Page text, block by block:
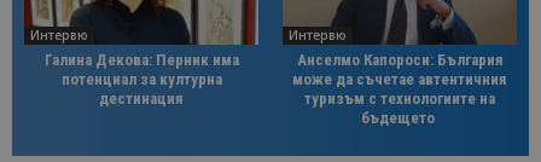
Интервю
Галина Декова: Перник има
потенциал за културна
дестинация
Интервю
Анселмо Капороси: България
може да съчетае автентичния
туризъм с технологиите на
бъдещето